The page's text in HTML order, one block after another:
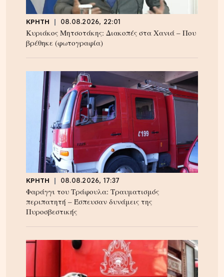
ΚΡΗΤΗ 08.08.2026, 22:01
Κυριάκος Μητσοτάκης: Διακοπές στα Χανιά – Που
βρέθηκε (φωτογραφία)
ΚΡΗΤΗ 08.08.2026, 17:37
Φαράγγι του Τράφουλα: Τραυματισμός
περιπατητή – Έσπευσαν δυνάμεις της
Πυροσβεστικής